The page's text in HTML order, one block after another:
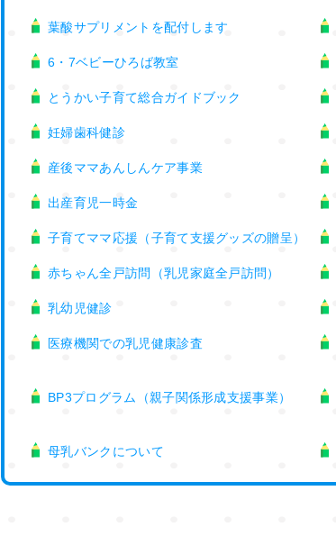
葉酸サプリメントを配付します
6・7ベビーひろば教室
とうかい子育て総合ガイドブック
妊婦歯科健診
産後ママあんしんケア事業
出産育児一時金
子育てママ応援（子育て支援グッズの贈呈）
赤ちゃん全戸訪問（乳児家庭全戸訪問）
乳幼児健診
医療機関での乳児健康診査
BP3プログラム（親子関係形成支援事業）
母乳バンクについて